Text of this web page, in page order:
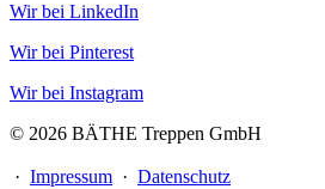
Wir bei LinkedIn
Wir bei Pinterest
Wir bei Instagram
© 2026 BÄTHE Treppen GmbH
· Impressum · Datenschutz